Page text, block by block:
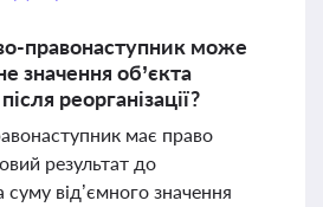
правонаступник може
значення об’єкта
реорганізації?
має право
результат до
від’ємного значення